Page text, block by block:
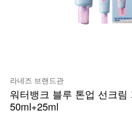
라네즈 브랜드관
워터뱅크 블루 톤업 선크림
50ml+25ml